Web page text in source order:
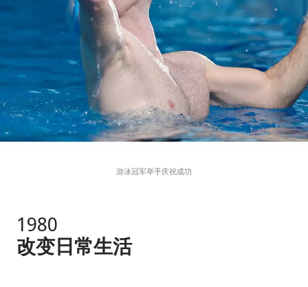
游泳冠军举手庆祝成功
1980
改变日常生活